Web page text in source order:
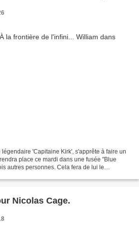
'Capitaine Kirk', s'apprête à faire un
place ce mardi dans une fusée "Blue
autres personnes. Cela fera de lui le
Nicolas Cage.